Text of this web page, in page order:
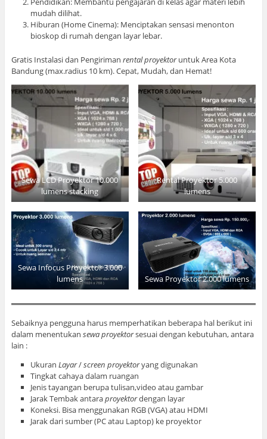
mudah dilihat.
Hiburan (Home Cinema): Menciptakan sensasi menonton
bioskop di rumah dengan layar lebar.
Gratis Instalasi dan Pengiriman rental proyektoruntuk Area Kota
Bandung (max.radius 10 km). Cepat, Mudah, dan Hemat!
Sewa LCD Proyektor 10.000
lumens stacking
Rental Proyektor 5.000
lumens
Sewa Infocus Proyektor 3.000
lumens
Sewa Proyektor 2.000 lumens
Sebaiknya pengguna harus memperhatikan beberapa hal berikut ini
dalam menentukan sewa proyektorsesuai dengan kebutuhan, antara
lain :
UkuranLayar/screen proyektoryang digunakan
Tingkat cahaya dalam ruangan
Jenis tayangan berupa tulisan,video atau gambar
Jarak Tembak antaraproyektordengan layar
Koneksi. Bisa menggunakan RGB (VGA) atau HDMI
Jarak dari sumber (PC atau Laptop) ke proyektor